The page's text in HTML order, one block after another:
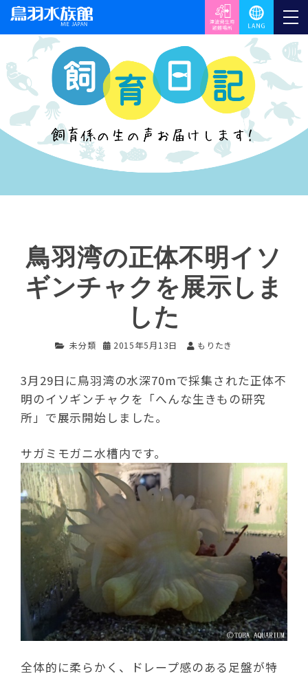
鳥羽湾の正体不明イソ
ギンチャクを展示しま
した
未分類 2015年5月13日 もりたき
3月29日に鳥羽湾の水深70mで採集された正体不
明のイソギンチャクを「へんな生きもの研究
所」で展示開始しました。
サガミモガニ水槽内です。
全体的に柔らかく、ドレープ感のある足盤が特